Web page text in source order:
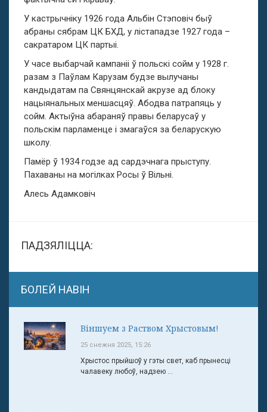
У кастрычніку 1926 года Альбін Стэповіч быў
абраны сябрам ЦК БХД, у лістападзе 1927 года –
сакратаром ЦК партыі.
У часе выбарчай кампаніі ў польскі сойм у 1928 г.
разам з Паўлам Карузам будзе вылучаны
кандыдатам па Свянцянскай акрузе ад блоку
нацыянальных меншасцяў. Абодва патрапяць у
сойм. Актыўна абараняў правы беларусаў у
польскім парламенце і змагаўся за беларускую
школу.
Памёр ў 1934 годзе ад сардэчнага прыступу.
Пахаваны на могілках Росы ў Вільні.
Алесь Адамковіч
ПАДЗЯЛІЦЦА:
БОЛЕЙ НАВІН
Віншуем з Раством Хрыстовым!
25 снежня 2025, 15:26
Хрыстос прыйшоў у гэты свет, каб прынесці
чалавеку любоў, надзею ...